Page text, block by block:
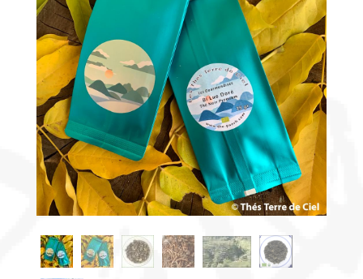
le thé
Pu'Erh
Comment
infuser
votre thé
Contactez-
nous !